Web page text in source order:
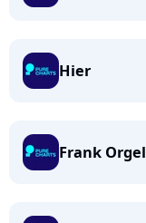
Hier
Frank Orgel